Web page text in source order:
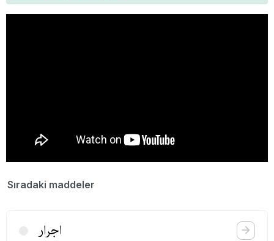
Sıradaki maddeler
اجرار